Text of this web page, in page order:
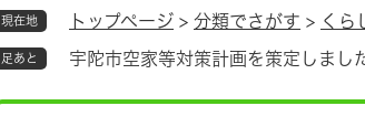
現在地 トップページ > 分類でさがす > くら
足あと 宇陀市空家等対策計画を策定しまし